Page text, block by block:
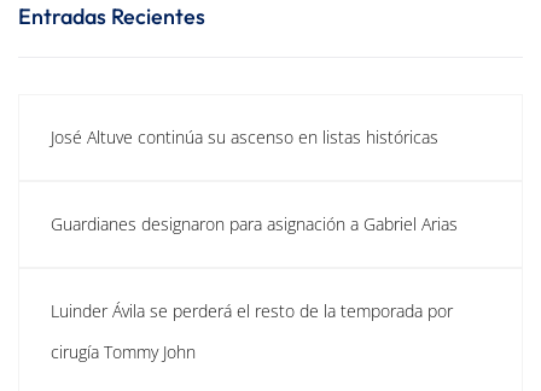
Entradas Recientes
José Altuve continúa su ascenso en listas históricas
Guardianes designaron para asignación a Gabriel Arias
Luinder Ávila se perderá el resto de la temporada por
cirugía Tommy John